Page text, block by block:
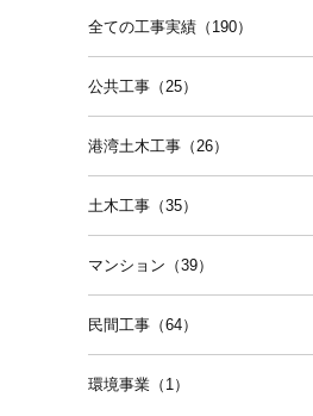
全ての工事実績（190）
公共工事（25）
港湾土木工事（26）
土木工事（35）
マンション（39）
民間工事（64）
環境事業（1）